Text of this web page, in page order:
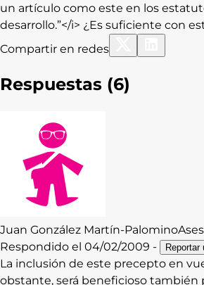
un artículo como este en los
desarrollo.”</i> ¿Es suficiente con
Compartir en redes
Respuestas (6)
Juan González Martín-Palomino
Respondido el 04/02/2009 - Reportar
La inclusión de este precepto en
obstante, será beneficioso también